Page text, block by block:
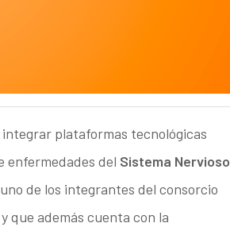
integrar plataformas tecnológicas
enfermedades del Sistema Nervioso
de los integrantes del consorcio
que además cuenta con la